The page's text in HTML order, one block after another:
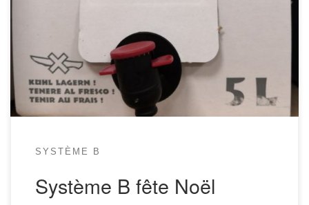
éthique, préférée. Ce mois-ci on fête Noël, on se régale du
témoignage d’une coop des jardins, on s’échange des infos cruciales
sur le parcage autour de l’épicerie, on se réjouit des nouveaux
produits, on cherche des coups de main […]
SYSTÈME B
Système B fête Noël